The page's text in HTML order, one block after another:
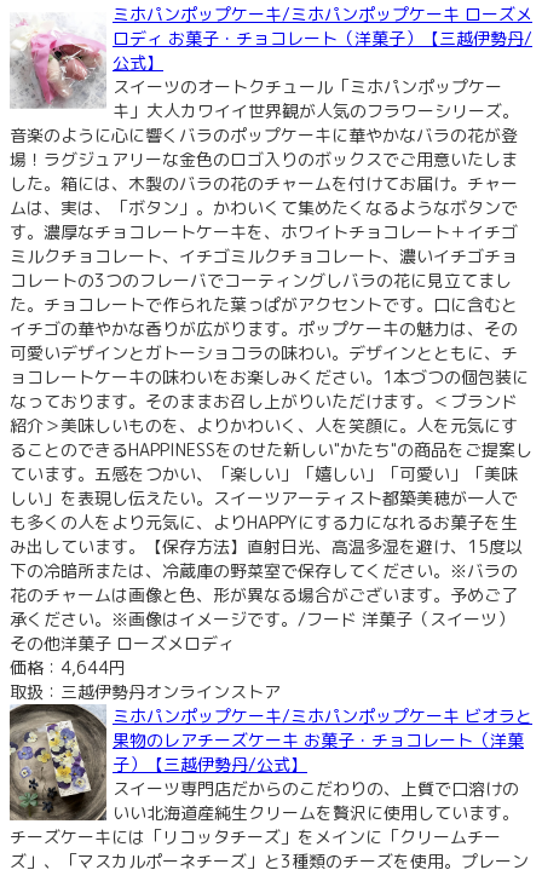
ミホパンポップケーキ/ミホパンポップケーキ ローズメ
ロディ お菓子・チョコレート（洋菓子）【三越伊勢丹/
公式】
スイーツのオートクチュール「ミホパンポップケー
キ」大人カワイイ世界観が人気のフラワーシリーズ。
音楽のように心に響くバラのポップケーキに華やかなバラの花が登
場！ラグジュアリーな金色のロゴ入りのボックスでご用意いたしま
した。箱には、木製のバラの花のチャームを付けてお届け。チャー
ムは、実は、「ボタン」。かわいくて集めたくなるようなボタンで
す。濃厚なチョコレートケーキを、ホワイトチョコレート＋イチゴ
ミルクチョコレート、イチゴミルクチョコレート、濃いイチゴチョ
コレートの3つのフレーバでコーティングしバラの花に見立てまし
た。チョコレートで作られた葉っぱがアクセントです。口に含むと
イチゴの華やかな香りが広がります。ポップケーキの魅力は、その
可愛いデザインとガトーショコラの味わい。デザインとともに、チ
ョコレートケーキの味わいをお楽しみください。1本づつの個包装に
なっております。そのままお召し上がりいただけます。＜ブランド
紹介＞美味しいものを、よりかわいく、人を笑顔に。人を元気にす
ることのできるHAPPINESSをのせた新しい"かたち"の商品をご提案し
ています。五感をつかい、「楽しい」「嬉しい」「可愛い」「美味
しい」を表現し伝えたい。スイーツアーティスト都築美穂が一人で
も多くの人をより元気に、よりHAPPYにする力になれるお菓子を生
み出しています。【保存方法】直射日光、高温多湿を避け、15度以
下の冷暗所または、冷蔵庫の野菜室で保存してください。※バラの
花のチャームは画像と色、形が異なる場合がございます。予めご了
承ください。※画像はイメージです。/フード 洋菓子（スイーツ）
その他洋菓子 ローズメロディ
価格：4,644円
取扱：三越伊勢丹オンラインストア
ミホパンポップケーキ/ミホパンポップケーキ ビオラと
果物のレアチーズケーキ お菓子・チョコレート（洋菓
子）【三越伊勢丹/公式】
スイーツ専門店だからのこだわりの、上質で口溶けの
いい北海道産純生クリームを贅沢に使用しています。
チーズケーキには「リコッタチーズ」をメインに「クリームチー
ズ」、「マスカルポーネチーズ」と3種類のチーズを使用。プレーン